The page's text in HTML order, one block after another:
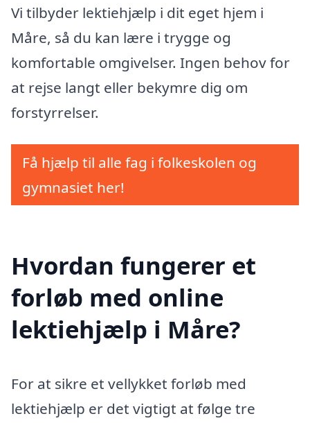
Vi tilbyder lektiehjælp i dit eget hjem i
Måre, så du kan lære i trygge og
komfortable omgivelser. Ingen behov for
at rejse langt eller bekymre dig om
forstyrrelser.
Få hjælp til alle fag i folkeskolen og
gymnasiet her!
Hvordan fungerer et
forløb med online
lektiehjælp i Måre?
For at sikre et vellykket forløb med
lektiehjælp er det vigtigt at følge tre